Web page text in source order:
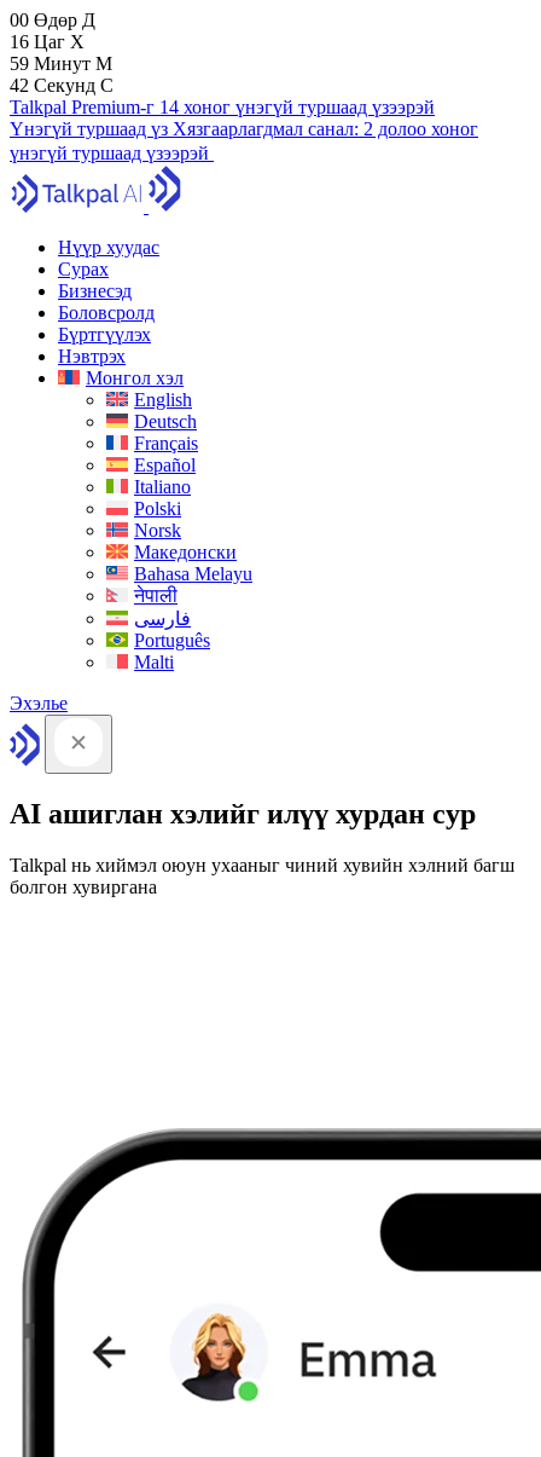
00 Өдөр Д
16 Цаг Х
59 Минут М
41 Секунд С
Talkpal Premium-г 14 хоног үнэгүй туршаад үзээрэй
Үнэгүй туршаад үз Хязгаарлагдмал санал: 2 долоо хоног
үнэгүй туршаад үзээрэй
Нүүр хуудас
Сурах
Бизнесэд
Боловсролд
Бүртгүүлэх
Нэвтрэх
Монгол хэл
English
Deutsch
Français
Español
Italiano
Polski
Norsk
Македонски
Bahasa Melayu
नेपाली
فارسی
Português
Malti
Эхэлье
AI ашиглан хэлийг илүү хурдан сур
Talkpal нь хиймэл оюун ухааныг чиний хувийн хэлний багш
болгон хувиргана